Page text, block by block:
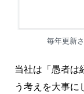
毎年更新
当社は「愚者は
う考えを大事に